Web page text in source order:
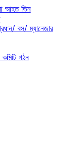
আহত তিন
বস/ ম্যানেজার
গঠন